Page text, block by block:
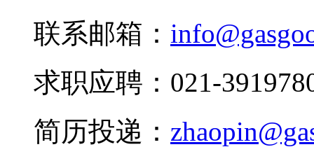
联系邮箱：
求职应聘：021-
简历投递：